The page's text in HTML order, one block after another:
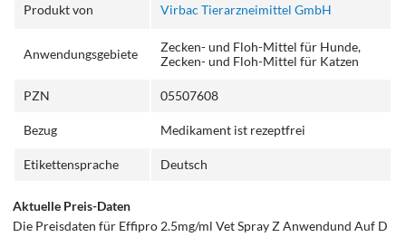
Produkt von Virbac Tierarzneimittel GmbH
Anwendungsgebiete
Zecken- und Floh-Mittel für Hunde,
Zecken- und Floh-Mittel für Katzen
PZN 05507608
Bezug Medikament ist rezeptfrei
Etikettensprache Deutsch
Aktuelle Preis-Daten
Die Preisdaten für Effipro 2.5mg/ml Vet Spray Z Anwendund Auf D